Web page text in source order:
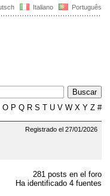
Italiano Português
O P Q R S T U V W X Y Z #
Registrado el 27/01/2026
281 posts en el foro
Ha identificado 4 fuentes